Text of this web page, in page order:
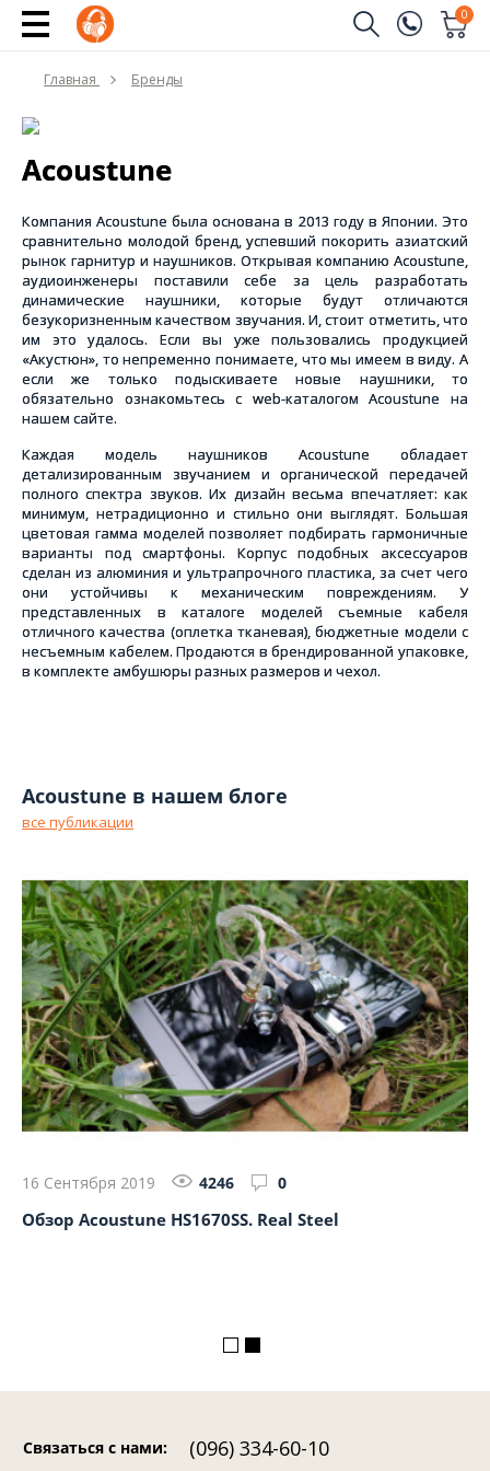
0
Имя
Телефон
Отправить
Главная Бренды
Acoustune
Компания Acoustune была основана в 2013 году в Японии. Это
сравнительно молодой бренд, успевший покорить азиатский
рынок гарнитур и наушников. Открывая компанию Acoustune,
аудиоинженеры поставили себе за цель разработать
динамические наушники, которые будут отличаются
безукоризненным качеством звучания. И, стоит отметить, что
им это удалось. Если вы уже пользовались продукцией
«Акустюн», то непременно понимаете, что мы имеем в виду. А
если же только подыскиваете новые наушники, то
обязательно ознакомьтесь с web-каталогом Acoustune на
нашем сайте.
Каждая модель наушников Acoustune обладает
детализированным звучанием и органической передачей
полного спектра звуков. Их дизайн весьма впечатляет: как
минимум, нетрадиционно и стильно они выглядят. Большая
цветовая гамма моделей позволяет подбирать гармоничные
варианты под смартфоны. Корпус подобных аксессуаров
сделан из алюминия и ультрапрочного пластика, за счет чего
они устойчивы к механическим повреждениям. У
представленных в каталоге моделей съемные кабеля
отличного качества (оплетка тканевая), бюджетные модели с
несъемным кабелем. Продаются в брендированной упаковке,
в комплекте амбушюры разных размеров и чехол.
Acoustune в нашем блоге
16 Сентября 2019 4246 0
Обзор Acoustune HS1670SS. Real Steel
все публикации
Связаться с нами:
(096) 334-60-10